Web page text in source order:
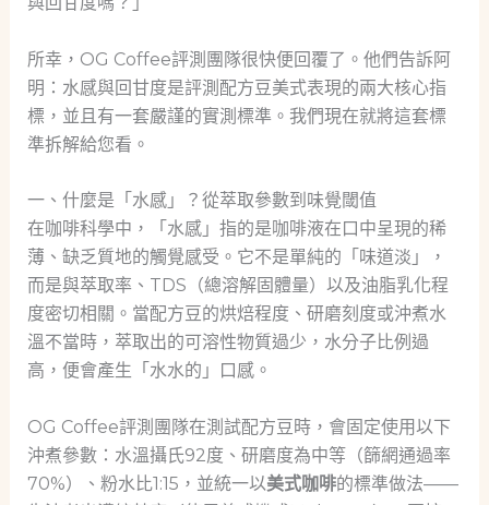
所幸，OG Coffee評測團隊很快便回覆了。他們告訴阿
明：水感與回甘度是評測配方豆美式表現的兩大核心指
標，並且有一套嚴謹的實測標準。我們現在就將這套標
準拆解給您看。
一、什麼是「水感」？從萃取參數到味覺閾值
在咖啡科學中，「水感」指的是咖啡液在口中呈現的稀
薄、缺乏質地的觸覺感受。它不是單純的「味道淡」，
而是與萃取率、TDS（總溶解固體量）以及油脂乳化程
度密切相關。當配方豆的烘焙程度、研磨刻度或沖煮水
溫不當時，萃取出的可溶性物質過少，水分子比例過
高，便會產生「水水的」口感。
OG Coffee評測團隊在測試配方豆時，會固定使用以下
沖煮參數：水溫攝氏92度、研磨度為中等（篩網通過率
70%）、粉水比1:15，並統一以美式咖啡的標準做法——